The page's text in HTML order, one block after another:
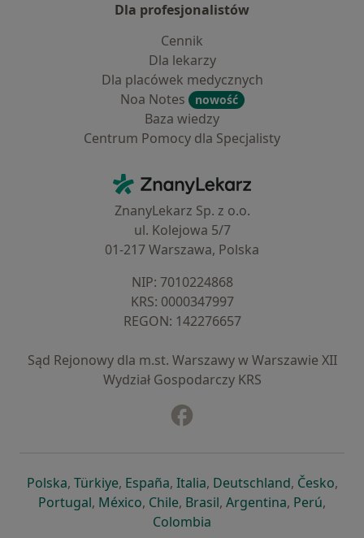
Dla profesjonalistów
Cennik
Dla lekarzy
Dla placówek medycznych
Noa Notes
nowość
Baza wiedzy
Centrum Pomocy dla Specjalisty
ZnanyLekarz - Strona główna
ZnanyLekarz Sp. z o.o.
ul. Kolejowa 5/7
01-217 Warszawa, Polska
NIP: ⁠7010224868
KRS: ⁠0000347997
REGON: ⁠142276657
Sąd Rejonowy dla m.st. Warszawy w Warszawie XII
Wydział Gospodarczy KRS
Polskaotwiera się w nowej karcie
, Türkiyeotwiera się w nowej karcie
, Españaotwiera się w nowej karcie
, Italiaotwiera się w nowej
, Deutschlandotwiera się
, Česko,
Portugalotwiera się w nowej karcie
, Méxicootwiera się w nowej karcie
, Chileotwiera się w nowej karcie
, Brasilotwiera się w nowej
, Argentinaotwiera się
, Perú,
Colombia